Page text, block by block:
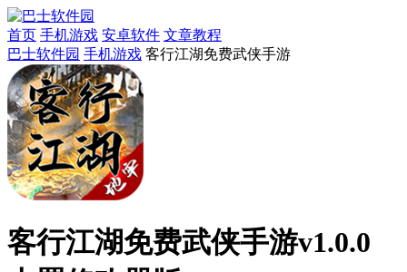
首页 手机游戏 安卓软件 文章教程
巴士软件园 手机游戏 客行江湖免费武侠手游
客行江湖免费武侠手游v1.0.0